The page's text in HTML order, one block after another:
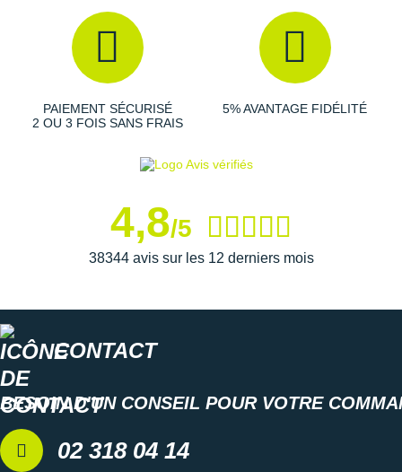
PAIEMENT SÉCURISÉ
2 OU 3 FOIS SANS FRAIS
5% AVANTAGE FIDÉLITÉ
4,8/5
38344 avis sur les 12 derniers mois
CONTACT
BESOIN D'UN CONSEIL POUR VOTRE
02 318 04 14